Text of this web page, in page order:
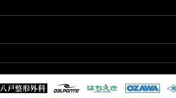
知らせ